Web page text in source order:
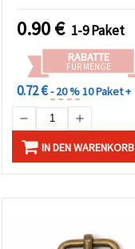
0.90€ 1-9 Paket
RABATTE
FÜR MENGE
0.72 €- 20 %10 Paket +
IN DEN WARENKORB